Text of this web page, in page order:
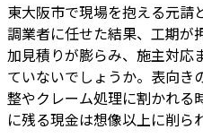
東大阪市で現場を抱える元請
調業者に任せた結果、工期が
加見積りが膨らみ、施主対応
ていないでしょうか。表向き
整やクレーム処理に割かれる
に残る現金は想像以上に削ら